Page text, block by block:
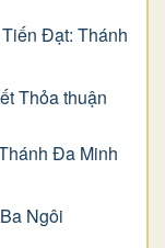
Đạt: Thánh
Thỏa thuận
Đa Minh
Ngôi